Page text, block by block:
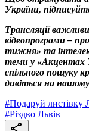
України,
Трансляції
відеопрограми –
тижня» та
теми у «Акцентах
спільного пошуку
дивіться на нашому
#Подаруй листівку
#Різдво Львів